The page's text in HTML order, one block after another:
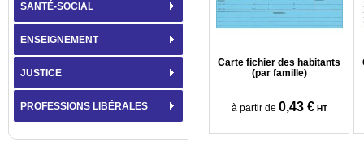
Carte fichier des habitants
(par famille)
à partir de 0,43 € HT
SANTÉ-SOCIAL
ENSEIGNEMENT
JUSTICE
PROFESSIONS LIBÉRALES